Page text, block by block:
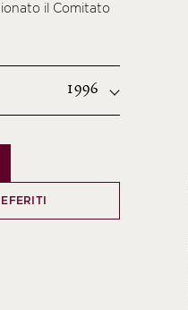
il Comitato
1996